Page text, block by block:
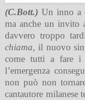
(C.Bott.) Un inno a
ma anche un invito
davvero troppo
chiama, il nuovo
come tutti a fare i
l’emergenza
non può non
cantautore milanese